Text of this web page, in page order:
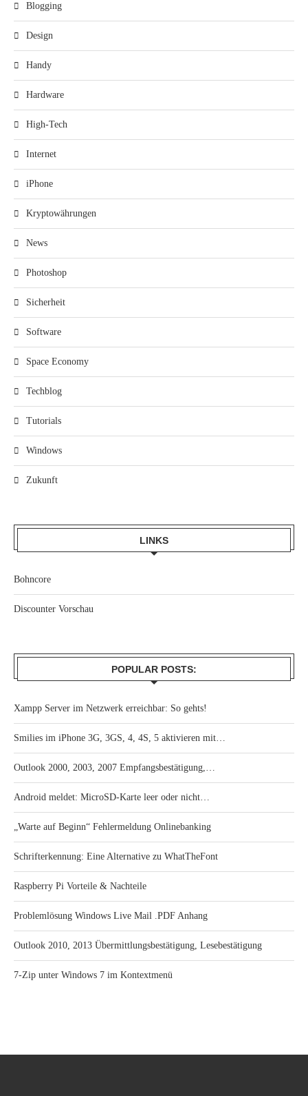
Blogging
Design
Handy
Hardware
High-Tech
Internet
iPhone
Kryptowährungen
News
Photoshop
Sicherheit
Software
Space Economy
Techblog
Tutorials
Windows
Zukunft
LINKS
Bohncore
Discounter Vorschau
POPULAR POSTS:
Xampp Server im Netzwerk erreichbar: So gehts!
Smilies im iPhone 3G, 3GS, 4, 4S, 5 aktivieren mit…
Outlook 2000, 2003, 2007 Empfangsbestätigung,…
Android meldet: MicroSD-Karte leer oder nicht…
„Warte auf Beginn“ Fehlermeldung Onlinebanking
Schrifterkennung: Eine Alternative zu WhatTheFont
Raspberry Pi Vorteile & Nachteile
Problemlösung Windows Live Mail .PDF Anhang
Outlook 2010, 2013 Übermittlungsbestätigung, Lesebestätigung
7-Zip unter Windows 7 im Kontextmenü